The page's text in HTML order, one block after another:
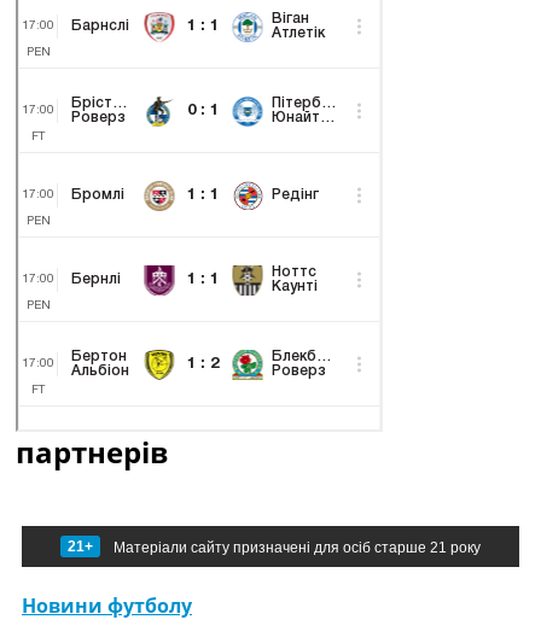
партнерів
21+ Матеріали сайту призначені для осіб старше 21 року
Новини футболу